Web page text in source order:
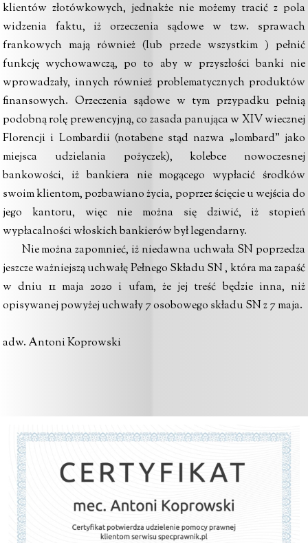
klientów złotówkowych, jednakże nie możemy tracić z pola
widzenia faktu, iż orzeczenia sądowe w tzw. sprawach
frankowych mają również (lub przede wszystkim ) pełnić
funkcję wychowawczą, po to aby w przyszłości banki nie
wprowadzały, innych również problematycznych produktów
finansowych. Orzeczenia sądowe w tym przypadku pełnią
podobną rolę prewencyjną, co zasada panująca w XIV wiecznej
Florencji i Lombardii (notabene stąd nazwa „lombard” jako
miejsca udzielania pożyczek), kolebce nowoczesnej
bankowości, iż bankiera nie mogącego wypłacić środków
swoim klientom, pozbawiano życia, poprzez ścięcie u wejścia do
jego kantoru, więc nie można się dziwić, iż stopień
wypłacalności włoskich bankierów był legendarny.
Nie można zapomnieć, iż niedawna uchwała SN poprzedza
jeszcze ważniejszą uchwałę Pełnego Składu SN , która ma zapaść
w dniu 11 maja 2020 i ufam, że jej treść będzie inna, niż
opisywanej powyżej uchwały 7 osobowego składu SN z 7 maja.
adw. Antoni Koprowski